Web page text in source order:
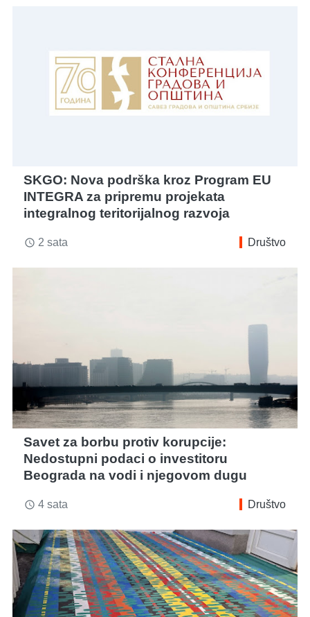
SKGO: Nova podrška kroz Program EU
INTEGRA za pripremu projekata
integralnog teritorijalnog razvoja
access_time 2 sata Društvo
Savet za borbu protiv korupcije:
Nedostupni podaci o investitoru
Beograda na vodi i njegovom dugu
access_time 4 sata Društvo